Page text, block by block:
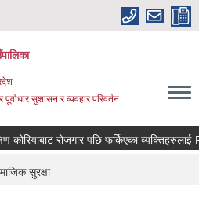
सुशासन र व्यवहार परिवर्तन
कोरियाबाट रोजगार पछि फर्किएका
सुरक्षा